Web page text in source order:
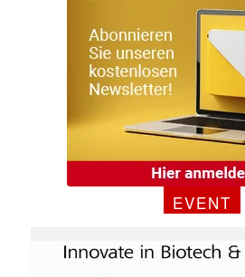
EVENT